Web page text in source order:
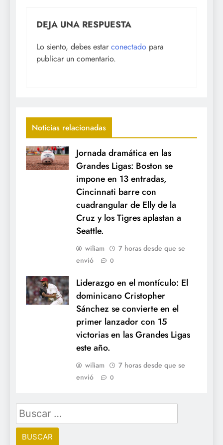
DEJA UNA RESPUESTA
Lo siento, debes estar conectado para
publicar un comentario.
Noticias relacionadas
Jornada dramática en las
Grandes Ligas: Boston se
impone en 13 entradas,
Cincinnati barre con
cuadrangular de Elly de la
Cruz y los Tigres aplastan a
Seattle.
wiliam
7 horas desde que se
envió
0
Liderazgo en el montículo: El
dominicano Cristopher
Sánchez se convierte en el
primer lanzador con 15
victorias en las Grandes Ligas
este año.
wiliam
7 horas desde que se
envió
0
Buscar: